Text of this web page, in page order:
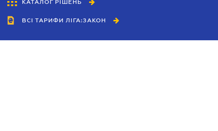
КАТАЛОГ РІШЕНЬ
ВСІ ТАРИФИ ЛІГА:ЗАКОН